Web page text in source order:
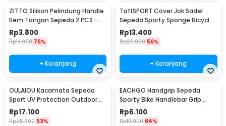
ZITTO Silikon Pelindung Handle
Rem Tangan Sepeda 2 PCS -
M187
Rp3.800
Rp14.900 75%
+ Keranjang
TaffSPORT Cover Jok Sadel
Sepeda Sporty Sponge Bicycle
Seat Universal - HM847
Rp13.400
Rp29.900 56%
+ Keranjang
OULAIOU Kacamata Sepeda
Sport UV Protection Outdoor
Cycling Sunglasses - AJ1
Rp17.100
Rp35.900 53%
EACHGO Handgrip Sepeda
Sporty Bike Handlebar Grip
Silicone 1 Pair - STD
Rp6.100
Rp16.900 64%